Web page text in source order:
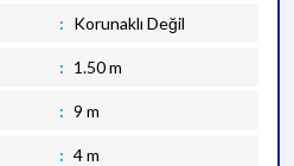
Korunaklı Değil
1.50 m
9 m
4 m